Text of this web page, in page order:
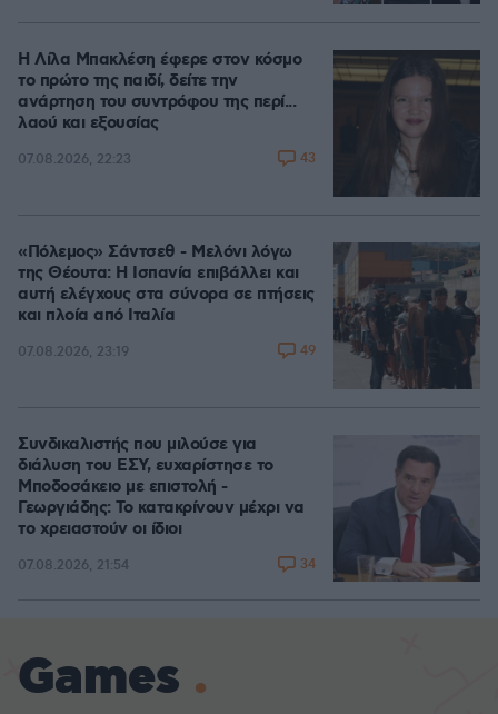
Η Λίλα Μπακλέση έφερε στον κόσμο
το πρώτο της παιδί, δείτε την
ανάρτηση του συντρόφου της περί...
λαού και εξουσίας
07.08.2026, 22:23 43
«Πόλεμος» Σάντσεθ - Μελόνι λόγω
της Θέουτα: Η Ισπανία επιβάλλει και
αυτή ελέγχους στα σύνορα σε πτήσεις
και πλοία από Ιταλία
07.08.2026, 23:19 49
Συνδικαλιστής που μιλούσε για
διάλυση του ΕΣΥ, ευχαρίστησε το
Μποδοσάκειο με επιστολή -
Γεωργιάδης: Το κατακρίνουν μέχρι να
το χρειαστούν οι ίδιοι
07.08.2026, 21:54 34
Games